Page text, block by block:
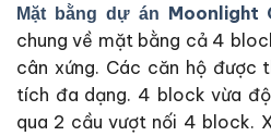
Mặt bằng dự án Moonlight
chung về mặt bằng cả 4
cân xứng. Các căn hộ được
tích đa dạng. 4 block vừa
qua 2 cầu vượt nối 4 block.